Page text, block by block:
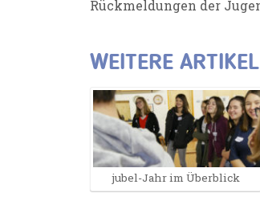
Rückmeldungen der
WEITERE ARTIKEL
jubel-Jahr im Überblick